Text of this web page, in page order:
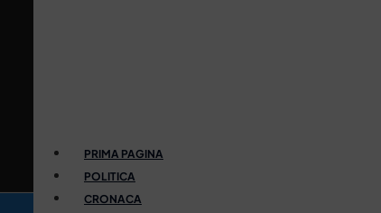
PRIMA PAGINA
POLITICA
CRONACA